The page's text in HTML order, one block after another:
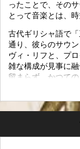
ったことで、その
とって音楽とは、
古代ギリシャ語で
通り、彼らのサウ
ヴィ・リフと、プ
雑な構成が見事に
留まらず、かつて
彷彿とさせる、内
Wanikiya Recordか
**『Inner Epopea
Basileusはイタリ